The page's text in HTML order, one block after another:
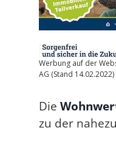
Werbung auf der
AG (Stand 14.02.2022)
Die
zu der